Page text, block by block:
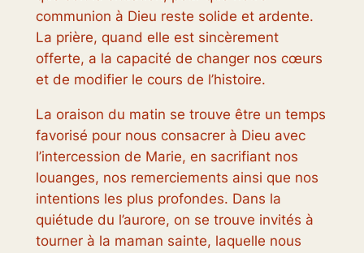
communion à Dieu reste solide et ardente.
La prière, quand elle est sincèrement
offerte, a la capacité de changer nos cœurs
et de modifier le cours de l’histoire.
La oraison du matin se trouve être un temps
favorisé pour nous consacrer à Dieu avec
l’intercession de Marie, en sacrifiant nos
louanges, nos remerciements ainsi que nos
intentions les plus profondes. Dans la
quiétude du l’aurore, on se trouve invités à
tourner à la maman sainte, laquelle nous